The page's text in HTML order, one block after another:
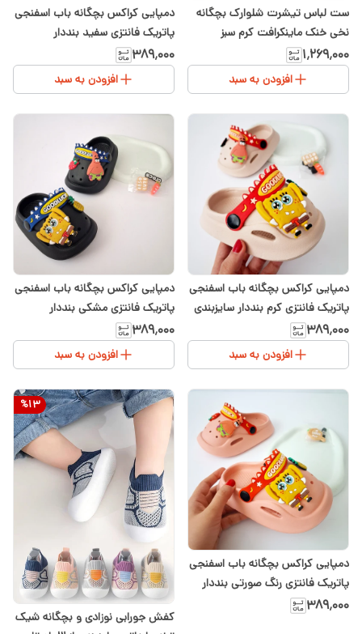
ست لباس تیشرت شلوارک بچگانه
نخی خنک ماینکرافت کرم سبز
۱٬۲۶۹٬۰۰۰
افزودن به سبد
دمپایی کراکس بچگانه باب اسفنجی
پاتریک فانتزی سفید بنددار
سایزبندی از ۱ تا ۵سال
۳۸۹٬۰۰۰
افزودن به سبد
دمپایی کراکس بچگانه باب اسفنجی
پاتریک فانتزی کرم بنددار سایزبندی
از ۱ تا ۵سال
۳۸۹٬۰۰۰
افزودن به سبد
دمپایی کراکس بچگانه باب اسفنجی
پاتریک فانتزی مشکی بنددار
سایزبندی از ۱ تا ۵سال
۳۸۹٬۰۰۰
افزودن به سبد
دمپایی کراکس بچگانه باب اسفنجی
پاتریک فانتزی رنگ صورتی بنددار
سایزبندی از ۱ تا ۵سال
۳۸۹٬۰۰۰
%13
کفش جورابی نوزادی و بچگانه شیک